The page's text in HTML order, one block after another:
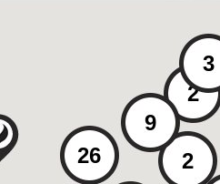
26
9
2
3
2